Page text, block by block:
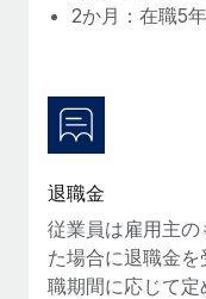
ることです。この数
詳細を見る
ム間で頻繁に移動し
を保護することは極め
2か月：在職5
退職金
従業員は雇用主
た場合に退職金
職期間に応じて定